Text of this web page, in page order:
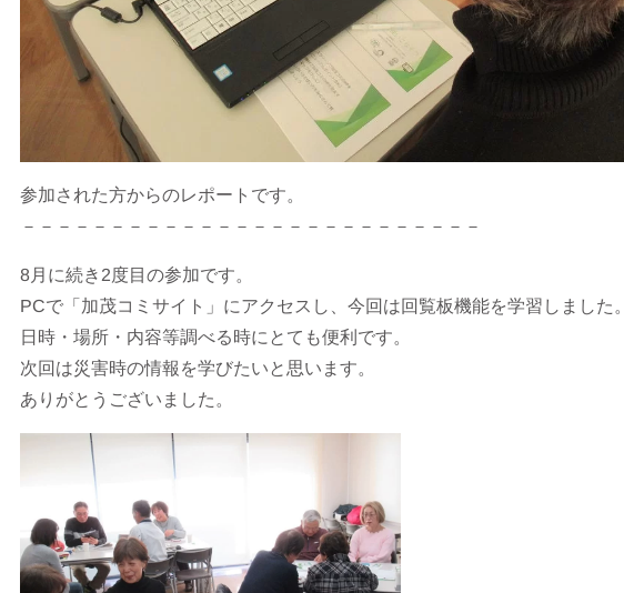
参加された方からのレポートです。
－－－－－－－－－－－－－－－－－－－－－－－－－－
8月に続き2度目の参加です。
PCで「加茂コミサイト」にアクセスし、今回は回覧板機能を学習しました。
日時・場所・内容等調べる時にとても便利です。
次回は災害時の情報を学びたいと思います。
ありがとうございました。